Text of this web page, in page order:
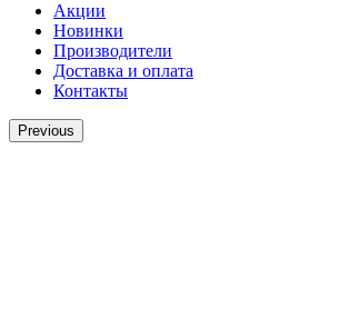
Акции
Новинки
Производители
Доставка и оплата
Контакты
Previous